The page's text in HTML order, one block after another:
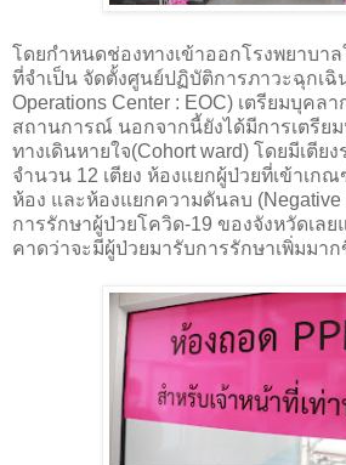
โดยกำหนดช่องทางเข้าออกโรงพยาบาล
ที่จำเป็น จัดตั้งศูนย์ปฏิบัติการภาวะฉุกเฉิ
Operations Center : EOC) เตรียมบุคล
สถานการณ์ นอกจากนี้ยังได้มีการเตรีย
ทางเดินหายใจ(Cohort ward) โดยมีเตีย
จำนวน 12 เตียง ห้องแยกผู้ป่วยที่เข้าเก
ห้อง และห้องแยกความดันลบ (
การรักษาผู้ป่วยโควิด-19 ของจังหวัดเลย
คาดว่าจะมีผู้ป่วยมารับการรักษาเพิ่มมา